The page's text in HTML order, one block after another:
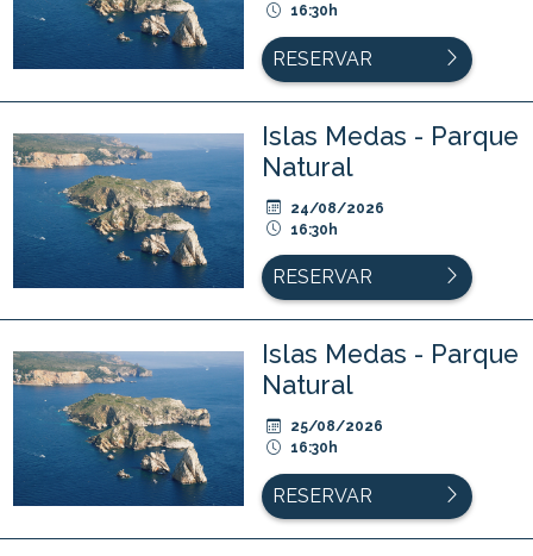
16:30h
RESERVAR
Islas Medas - Parque
Natural
24/08/2026
16:30h
RESERVAR
Islas Medas - Parque
Natural
25/08/2026
16:30h
RESERVAR